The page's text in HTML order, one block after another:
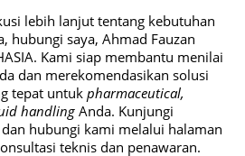
lebih lanjut tentang kebutuhan
hubungi saya, Ahmad Fauzan
Kami siap membantu menilai
dan merekomendasikan solusi
tepat untuk pharmaceutical,
handlingAnda. Kunjungi
hubungi kami melalui halaman
teknis dan penawaran.